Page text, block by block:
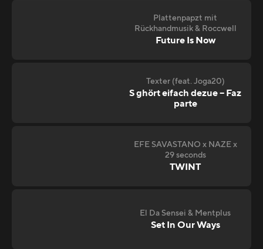
Plattenpapzt mit
Rückhandmusik & Roccwell
Future Is Now
Texter (feat. Joga20)
S ghört eifach dezue – Faz
parte
EFE SAVASTANO x NAZE x
29 seconds
TWINT
El Da Sensei & Mentplus
Set In Our Ways